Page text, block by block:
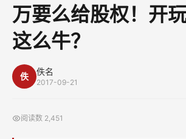
话！万要么给股权！开
这么牛？
佚 佚名
2017-09-21
阅读数 2,451